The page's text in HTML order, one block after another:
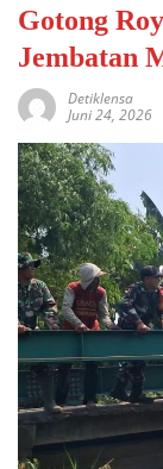
Gotong
Jembatan
Detiklensa
Juni 24, 2026